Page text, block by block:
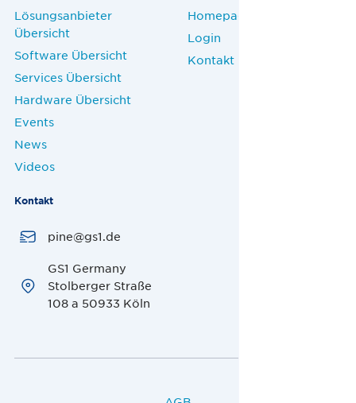
Lösungsanbieter
Übersicht
Software Übersicht
Services Übersicht
Hardware Übersicht
Events
News
Videos
Homepage
Login
Kontakt
Kontakt
pine@gs1.de
GS1 Germany
Stolberger Straße
108 a 50933 Köln